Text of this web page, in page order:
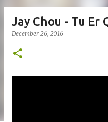
Jay Chou - Tu Er
December 26, 2016